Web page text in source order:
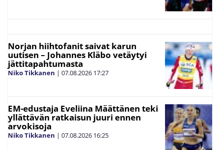
Norjan hiihtofanit saivat karun
uutisen – Johannes Kläbo vetäytyi
jättitapahtumasta
Niko Tikkanen | 07.08.2026 17:27
EM-edustaja Eveliina Määttänen teki
yllättävän ratkaisun juuri ennen
arvokisoja
Niko Tikkanen | 07.08.2026 16:25